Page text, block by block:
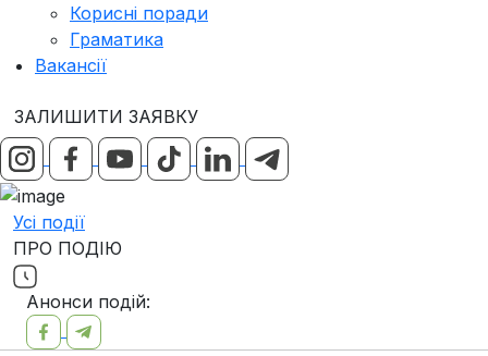
Корисні поради
Граматика
Вакансії
ЗАЛИШИТИ ЗАЯВКУ
Усі події
ПРО ПОДІЮ
Анонси подій: